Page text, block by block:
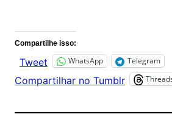
Compartilhe isso:
Tweet WhatsApp Telegram
Compartilhar no Tumblr